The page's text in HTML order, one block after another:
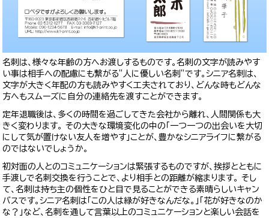
名刺は、様々な年齢の方へお渡しするものです。名刺の文字が読みやす
い事は相手への配慮にも繋がる”人に優しい名刺”です。シニア名刺は、
文字が大きく年配の方も読みやすく工夫されており、どんな時もどんな
方へもスムーズに自分の連絡先を渡すことができます。
定年退職後は、多くの時間を過ごしてきた会社から離れ、人間関係も大
きく変わります。 その大きな環境変化の中の「一つ一つの出会いを大切
にして気が置けない友人を増やす」ことが、豊かなシニアライフに繋がる
のではないでしょうか。
初対面の人とのコミュニケーションは緊張するものですが、挨拶とともに
手渡しで名刺交換を行うことで、より相手との距離が縮まります。 そし
て、名刺は持ち主の個性をひと目で見ることができる素晴らしいキャン
バスです。シニア名刺は「この人は緑が好きなんだな。」「花が好きなのか
な？」など、名刺を通して言葉以上のコミュニケーションと楽しい会話を